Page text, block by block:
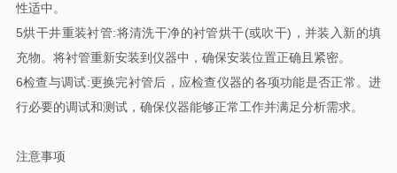
性适中。
5烘干井重装衬管:将清洗干净的衬管烘干(或吹干)，并装入新的填
充物。将衬管重新安装到仪器中，确保安装位置正确且紧密。
6检查与调试:更换完衬管后，应检查仪器的各项功能是否正常。进
行必要的调试和测试，确保仪器能够正常工作并满足分析需求。
注意事项